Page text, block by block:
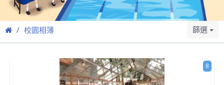
校園相簿 篩選
8